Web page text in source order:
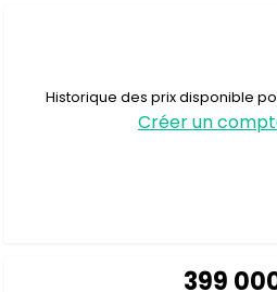
Historique des prix disponible
Créer un
399